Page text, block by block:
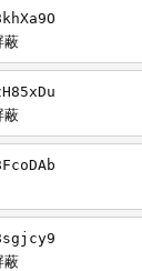
蔽
蔽
蔽